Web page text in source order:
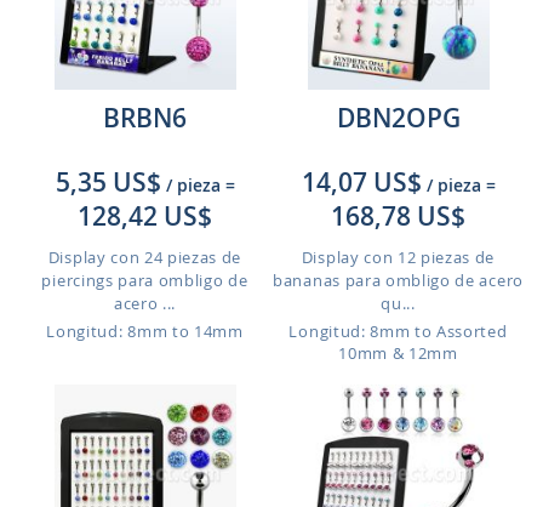
BRBN6
5,35 US$ / pieza =
128,42 US$
Display con 24 piezas de
piercings para ombligo de
acero ...
Longitud: 8mm to 14mm
DBN2OPG
14,07 US$ / pieza =
168,78 US$
Display con 12 piezas de
bananas para ombligo de acero
qu...
Longitud: 8mm to Assorted
10mm & 12mm